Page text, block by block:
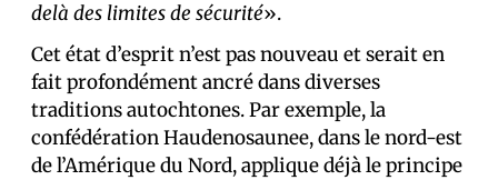
delà des limites de sécurité».
Cet état d’esprit n’est pas nouveau et serait en
fait profondément ancré dans diverses
traditions autochtones. Par exemple, la
confédération Haudenosaunee, dans le nord-est
de l’Amérique du Nord, applique déjà le principe